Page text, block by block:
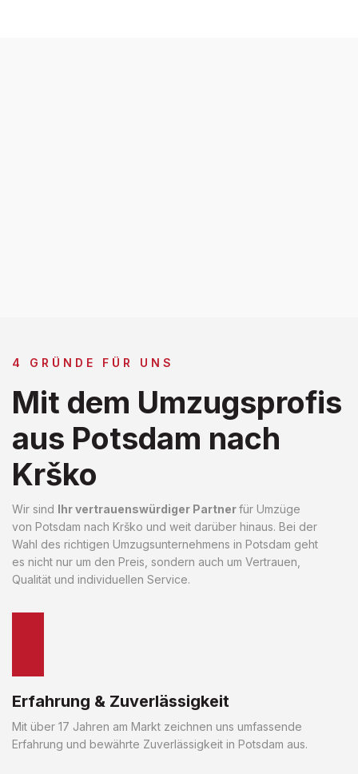
4 GRÜNDE FÜR UNS
Mit dem Umzugsprofis
aus Potsdam nach
Krško
Wir sind Ihr vertrauenswürdiger Partnerfür Umzüge
von Potsdam nach Krško und weit darüber hinaus. Bei der
Wahl des richtigen Umzugsunternehmens in Potsdam geht
es nicht nur um den Preis, sondern auch um Vertrauen,
Qualität und individuellen Service.
Erfahrung & Zuverlässigkeit
Mit über 17 Jahren am Markt zeichnen uns umfassende
Erfahrung und bewährte Zuverlässigkeit in Potsdam aus.